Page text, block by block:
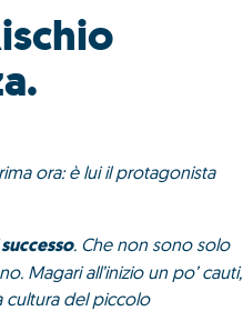
ora: è lui il protagonista
. Che non sono solo
Magari all’inizio un po’ cauti,
cultura del piccolo